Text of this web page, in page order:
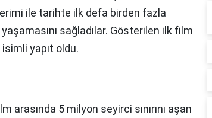
ile tarihte ilk defa birden fazla
sağladılar. Gösterilen ilk film
isimli yapıt oldu.
arasında 5 milyon seyirci sınırını aşan